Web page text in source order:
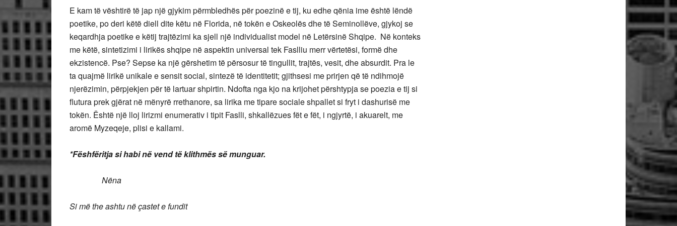
E kam të vështirë të jap një gjykim përmbledhës për poezinë e tij, ku edhe qënia ime është lëndë
poetike, po deri këtë diell dite këtu në Florida, në tokën e Oskeolës dhe të Seminollëve, gjykoj se
keqardhja poetike e këtij trajtëzimi ka sjell një individualist model në Letërsinë Shqipe. Në konteks
me këtë, sintetizimi i lirikës shqipe në aspektin universal tek Faslliu merr vërtetësi, formë dhe
ekzistencë. Pse? Sepse ka një gërshetim të përsosur të tingullit, trajtës, vesit, dhe absurdit. Pra le
ta quajmë lirikë unikale e sensit social, sintezë të identitetit; gjithsesi me prirjen që të ndihmojë
njerëzimin, përpjekjen për të lartuar shpirtin. Ndofta nga kjo na krijohet përshtypja se poezia e tij si
flutura prek gjërat në mënyrë rrethanore, sa lirika me tipare sociale shpallet si fryt i dashurisë me
tokën. Është një lloj lirizmi enumerativ i tipit Faslli, shkallëzues fët e fët, i ngjyrtë, i akuarelt, me
aromë Myzeqeje, plisi e kallami.
*Fëshfëritja si habi në vend të klithmës së munguar.
Nëna
Si më the ashtu në çastet e fundit